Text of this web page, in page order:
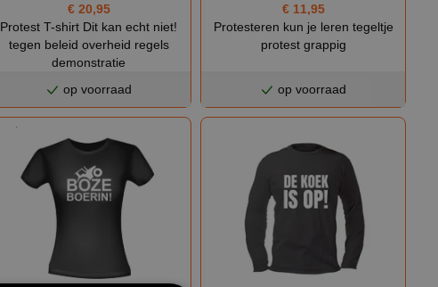
€ 20,95
Protest T-shirt Dit kan echt niet!
tegen beleid overheid regels
demonstratie
op voorraad
€ 11,95
Protesteren kun je leren tegeltje
protest grappig
op voorraad